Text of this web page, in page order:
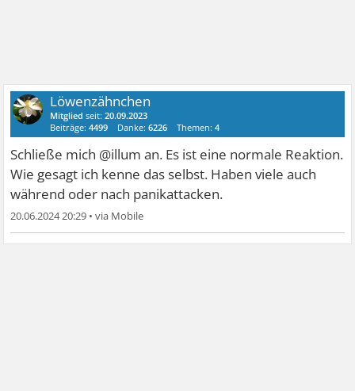
Löwenzähnchen
Mitglied seit:20.09.2023
Beiträge:4499 Danke:6226 Themen:4
Schließe mich @illum an. Es ist eine normale Reaktion.
Wie gesagt ich kenne das selbst. Haben viele auch
während oder nach panikattacken.
20.06.2024 20:29 •